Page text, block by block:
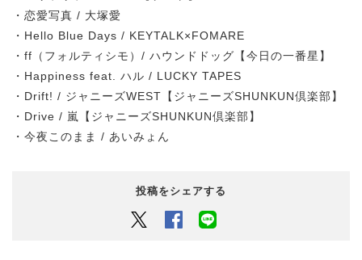
・恋愛写真 / 大塚愛
・Hello Blue Days / KEYTALK×FOMARE
・ff（フォルティシモ）/ ハウンドドッグ【今日の一番星】
・Happiness feat. ハル / LUCKY TAPES
・Drift! / ジャニーズWEST【ジャニーズSHUNKUN倶楽部】
・Drive / 嵐【ジャニーズSHUNKUN倶楽部】
・今夜このまま / あいみょん
投稿をシェアする
Twitter Facebook